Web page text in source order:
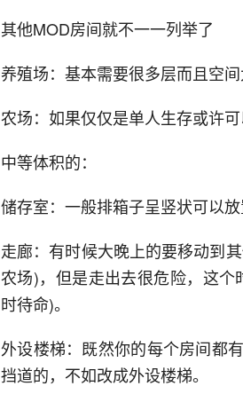
其他MOD房间就不一一列举了
养殖场：基本需要很多层而且空
农场：如果仅仅是单人生存或许
中等体积的：
储存室：一般排箱子呈竖状可以
走廊：有时候大晚上的要移动到
农场)，但是走出去很危险，这
时待命)。
外设楼梯：既然你的每个房间都
挡道的，不如改成外设楼梯。